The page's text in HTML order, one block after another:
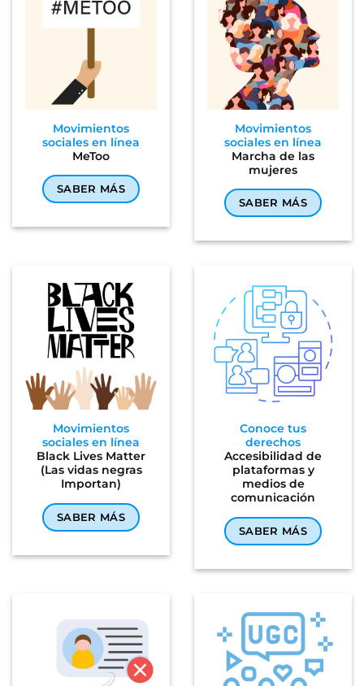
Movimientos
sociales en línea
MeToo
SABER MÁS
Movimientos
sociales en línea
Marcha de las
mujeres
SABER MÁS
Movimientos
sociales en línea
Black Lives Matter
(Las vidas negras
Importan)
SABER MÁS
Conoce tus
derechos
Accesibilidad de
plataformas y
medios de
comunicación
SABER MÁS